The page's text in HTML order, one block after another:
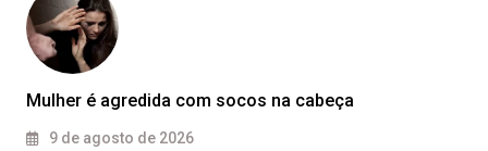
Mulher é agredida com socos na cabeça
9 de agosto de 2026